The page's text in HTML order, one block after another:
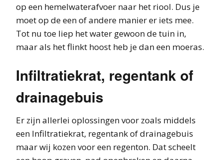
op een hemelwaterafvoer naar het riool. Dus je
moet op de een of andere manier er iets mee.
Tot nu toe liep het water gewoon de tuin in,
maar als het flinkt hoost heb je dan een moeras.
Infiltratiekrat, regentank of
drainagebuis
Er zijn allerlei oplossingen voor zoals middels
een Infiltratiekrat, regentank of drainagebuis
maar wij kozen voor een regenton. Dat scheelt